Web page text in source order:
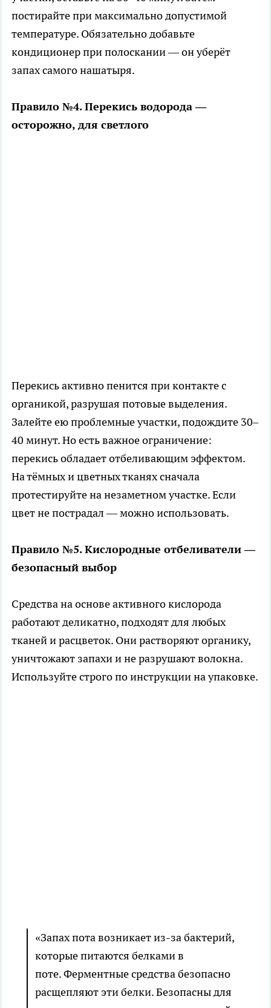
постирайте при максимально допустимой
температуре. Обязательно добавьте
кондиционер при полоскании — он уберёт
запах самого нашатыря.
Правило №4. Перекись водорода —
осторожно, для светлого
Перекись активно пенится при контакте с
органикой, разрушая потовые выделения.
Залейте ею проблемные участки, подождите 30–
40 минут. Но есть важное ограничение:
перекись обладает отбеливающим эффектом.
На тёмных и цветных тканях сначала
протестируйте на незаметном участке. Если
цвет не пострадал — можно использовать.
Правило №5. Кислородные отбеливатели —
безопасный выбор
Средства на основе активного кислорода
работают деликатно, подходят для любых
тканей и расцветок. Они растворяют органику,
уничтожают запахи и не разрушают волокна.
Используйте строго по инструкции на упаковке.
«Запах пота возникает из-за бактерий,
которые питаются белками в
поте. Ферментные средства безопасно
расщепляют эти белки. Безопасны для